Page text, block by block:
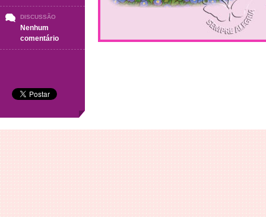
DISCUSSÃO
Nenhum
comentárioem
Terça-